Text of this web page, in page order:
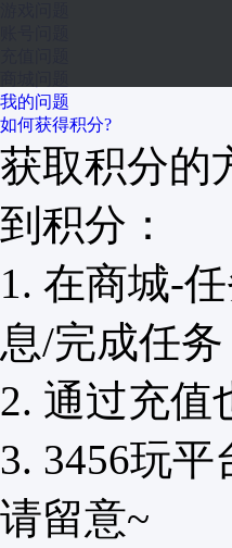
我的问题
如何获得积分?
获取积分的
到积分：
1. 在商城-
息/完成任
2. 通过充值
3. 3456玩
请留意~